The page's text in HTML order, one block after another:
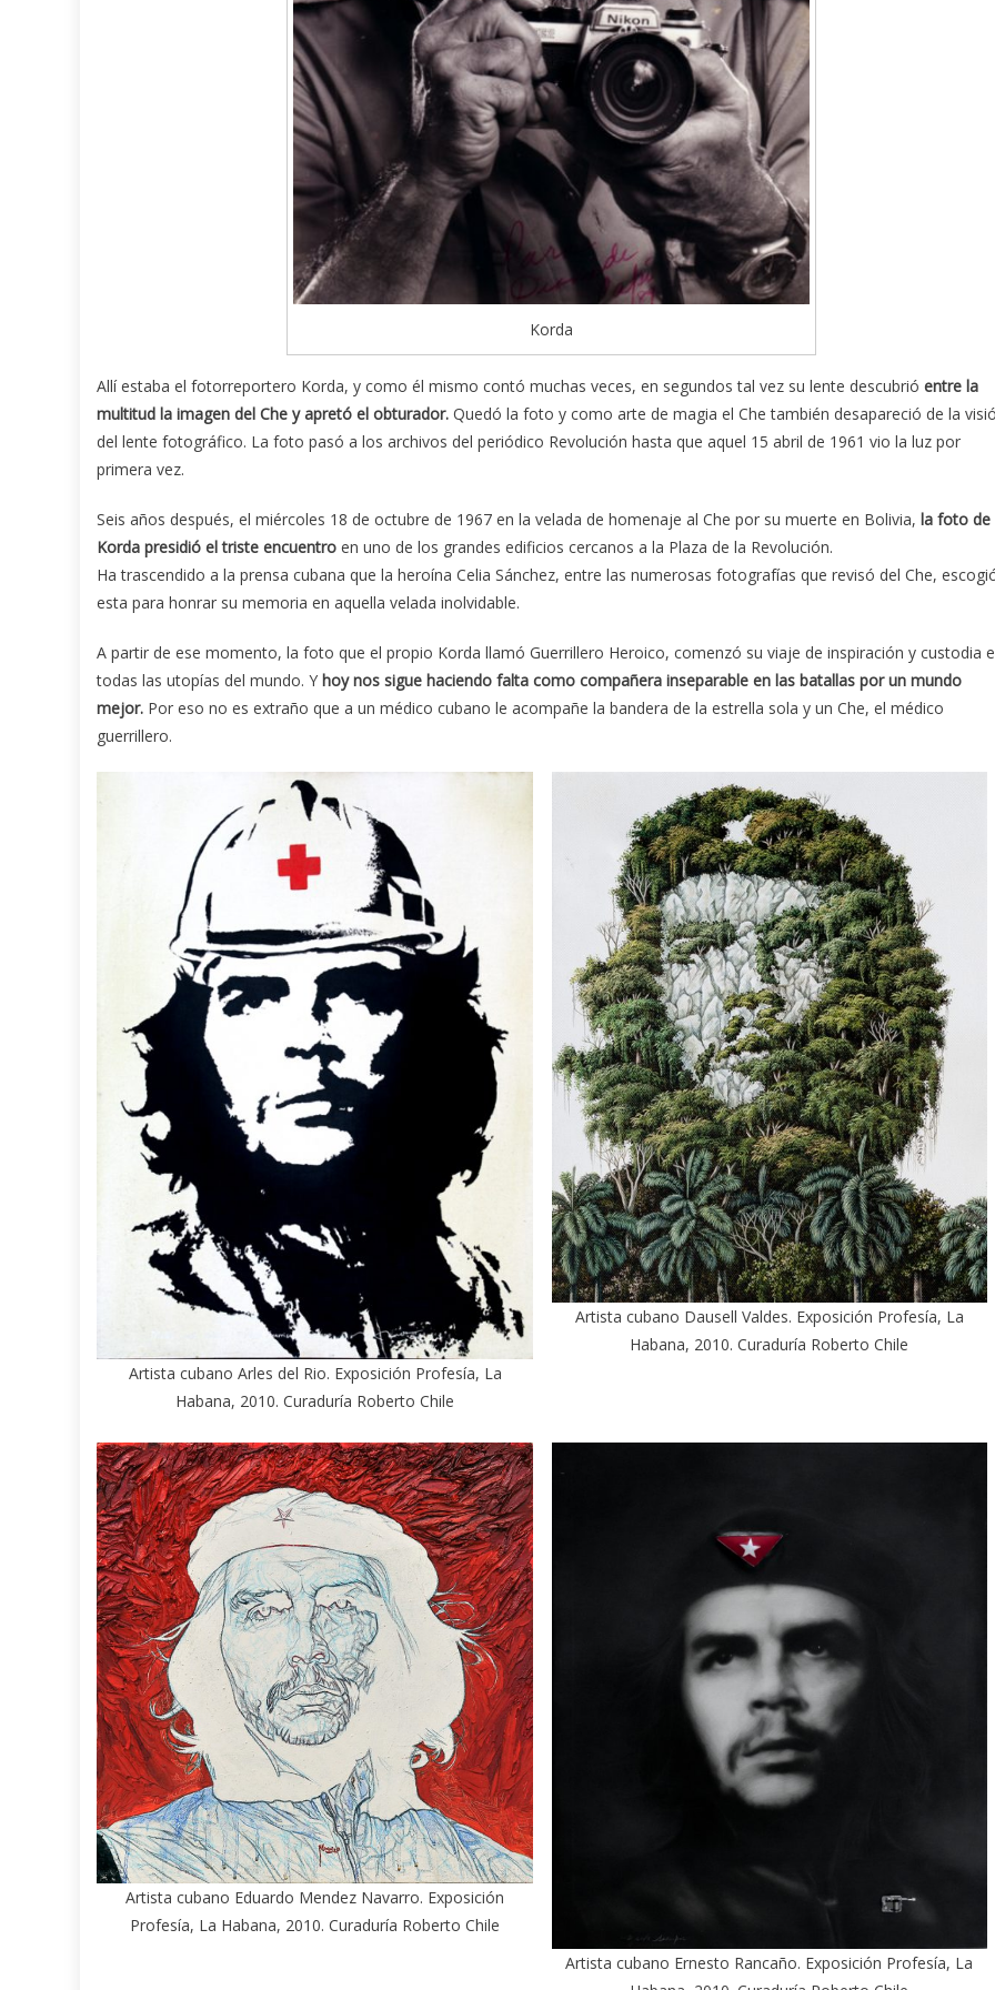
Korda
Allí estaba el fotorreportero Korda, y como él mismo contó muchas veces, en segundos tal vez su lente descubrió entre la
multitud la imagen del Che y apretó el obturador. Quedó la foto y como arte de magia el Che también desapareció de la
del lente fotográfico. La foto pasó a los archivos del periódico Revolución hasta que aquel 15 abril de 1961 vio la luz por
primera vez.
Seis años después, el miércoles 18 de octubre de 1967 en la velada de homenaje al Che por su muerte en Bolivia, la foto de
Korda presidió el triste encuentro en uno de los grandes edificios cercanos a la Plaza de la Revolución.
Ha trascendido a la prensa cubana que la heroína Celia Sánchez, entre las numerosas fotografías que revisó del Che,
esta para honrar su memoria en aquella velada inolvidable.
A partir de ese momento, la foto que el propio Korda llamó Guerrillero Heroico, comenzó su viaje de inspiración y custodia
todas las utopías del mundo. Y hoy nos sigue haciendo falta como compañera inseparable en las batallas por un mundo
mejor. Por eso no es extraño que a un médico cubano le acompañe la bandera de la estrella sola y un Che, el médico
guerrillero.
Artista cubano Arles del Rio. Exposición Profesía, La
Habana, 2010. Curaduría Roberto Chile
Artista cubano Dausell Valdes. Exposición Profesía, La
Habana, 2010. Curaduría Roberto Chile
Artista cubano Eduardo Mendez Navarro. Exposición
Profesía, La Habana, 2010. Curaduría Roberto Chile
Artista cubano Ernesto Rancaño. Exposición Profesía, La